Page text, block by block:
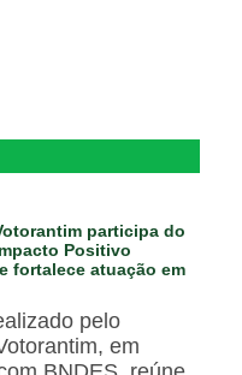
participa do
Positivo
fortalece atuação em
pelo
em